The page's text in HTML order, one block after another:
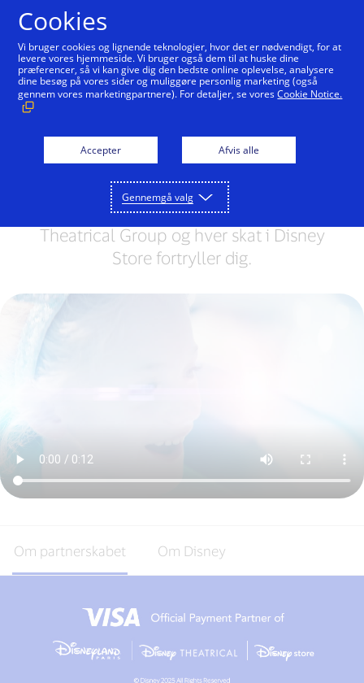
Bliv en del af et magisk
univers
Er du klar til at blive en del af noget...
ekstraordinært? Oplev et magisk univers,
hvor hvert møde i Disneyland® Paris, hver
forestilling i selskab med Disney
Theatrical Group og hver skat i Disney
Store fortryller dig.
Om partnerskabet Om Disney
Cookies
Vi bruger cookies og lignende teknologier, hvor det er nødvendigt, for at
levere vores hjemmeside. Vi bruger også dem til at huske dine
præferencer, så vi kan give dig den bedste online oplevelse, analysere
dine besøg på vores sider og muliggøre personlig marketing (også
gennem vores marketingpartnere). For detaljer, se voresCookie Notice.
Accepter Afvis alle
Gennemgå valg